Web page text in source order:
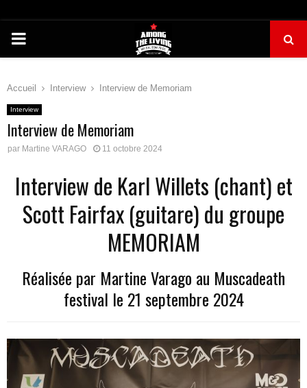
PRIMARY
Accueil Interview Interview de Memoriam
Interview
Interview de Memoriam
par Martine VARAGO 11 octobre 2024
Interview de Karl Willets (chant) et
Scott Fairfax (guitare) du groupe
MEMORIAM
Réalisée par Martine Varago au Muscadeath
festival le 21 septembre 2024